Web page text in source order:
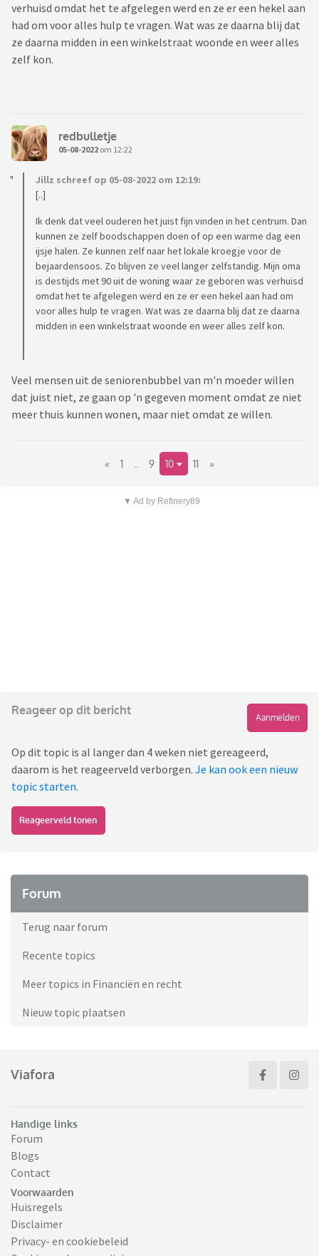
verhuisd omdat het te afgelegen werd en ze er een hekel aan
had om voor alles hulp te vragen. Wat was ze daarna blij dat
ze daarna midden in een winkelstraat woonde en weer alles
zelf kon.
redbulletje
05-08-2022 om 12:22
Jillz schreef op 05-08-2022 om 12:19:
[..]
Ik denk dat veel ouderen het juist fijn vinden in het centrum. Dan
kunnen ze zelf boodschappen doen of op een warme dag een
ijsje halen. Ze kunnen zelf naar het lokale kroegje voor de
bejaardensoos. Zo blijven ze veel langer zelfstandig. Mijn oma
is destijds met 90 uit de woning waar ze geboren was verhuisd
omdat het te afgelegen werd en ze er een hekel aan had om
voor alles hulp te vragen. Wat was ze daarna blij dat ze daarna
midden in een winkelstraat woonde en weer alles zelf kon.
Veel mensen uit de seniorenbubbel van m'n moeder willen
dat juist niet, ze gaan op 'n gegeven moment omdat ze niet
meer thuis kunnen wonen, maar niet omdat ze willen.
« 1 9 10 11 »
▼ Ad by Refinery89
Reageer op dit bericht
Aanmelden
Op dit topic is al langer dan 4 weken niet gereageerd,
daarom is het reageerveld verborgen. Je kan ook een nieuw
topic starten.
Reageerveld tonen
Forum
Terug naar forum
Recente topics
Meer topics in Financiën en recht
Nieuw topic plaatsen
Viafora
Handige links
Forum
Blogs
Contact
Voorwaarden
Huisregels
Disclaimer
Privacy- en cookiebeleid